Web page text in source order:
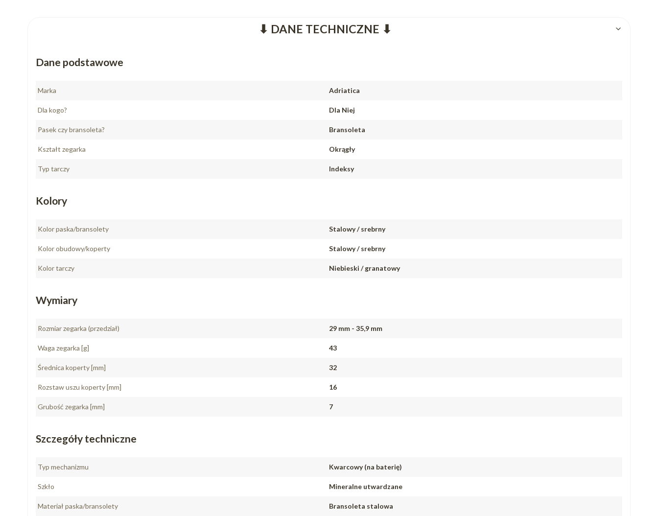
⬇ DANE TECHNICZNE ⬇
Dane podstawowe
Marka Adriatica
Dla kogo? Dla Niej
Pasek czy bransoleta? Bransoleta
Kształt zegarka Okrągły
Typ tarczy Indeksy
Kolory
Kolor paska/bransolety Stalowy / srebrny
Kolor obudowy/koperty Stalowy / srebrny
Kolor tarczy Niebieski / granatowy
Wymiary
Rozmiar zegarka (przedział) 29 mm - 35,9 mm
Waga zegarka [g] 43
Średnica koperty [mm] 32
Rozstaw uszu koperty [mm] 16
Grubość zegarka [mm] 7
Szczegóły techniczne
Typ mechanizmu Kwarcowy (na baterię)
Szkło Mineralne utwardzane
Materiał paska/bransolety Bransoleta stalowa